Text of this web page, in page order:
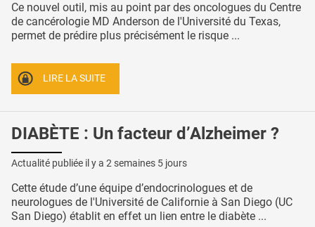
Ce nouvel outil, mis au point par des oncologues du Centre
de cancérologie MD Anderson de l'Université du Texas,
permet de prédire plus précisément le risque ...
LIRE LA SUITE
DIABÈTE : Un facteur d’Alzheimer ?
Actualité publiée il y a 2 semaines 5 jours
Cette étude d’une équipe d’endocrinologues et de
neurologues de l'Université de Californie à San Diego (UC
San Diego) établit en effet un lien entre le diabète ...